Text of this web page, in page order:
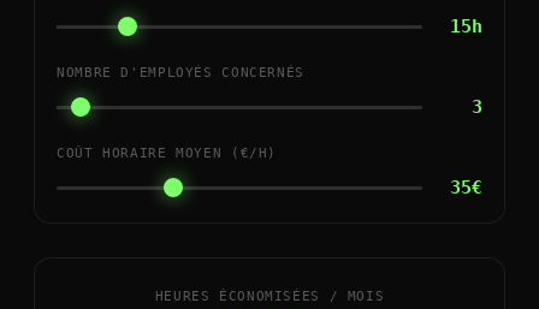
15h
NOMBRE D'EMPLOYÉS CONCERNÉS
3
COÛT HORAIRE MOYEN (€/H)
35€
HEURES ÉCONOMISÉES / MOIS